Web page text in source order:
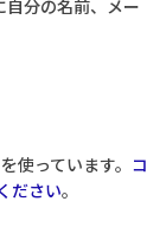
分の名前、メー
使っています。 コ
ださい。